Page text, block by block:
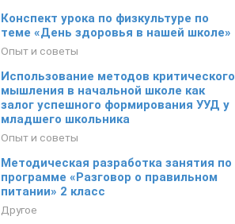
Конспект урока по физкультуре по
теме «День здоровья в нашей школе»
Опыт и советы
Использование методов критического
мышления в начальной школе как
залог успешного формирования УУД у
младшего школьника
Опыт и советы
Методическая разработка занятия по
программе «Разговор о правильном
питании» 2 класс
Другое